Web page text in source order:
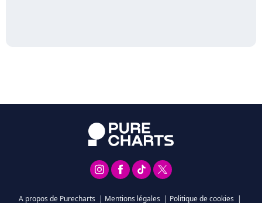
A propos de Purecharts | Mentions légales | Politique de cookies |